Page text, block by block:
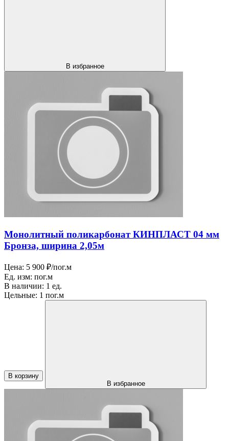
В избранное
Монолитный поликарбонат КИНПЛАСТ 04 мм
Бронза, ширина 2,05м
Цена: 5 900 ₽/пог.м
Ед. изм: пог.м
В наличии: 1 ед.
Цельные: 1 пог.м
В корзину
В избранное